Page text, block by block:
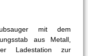
mit dem
aus Metall,
Ladestation zur